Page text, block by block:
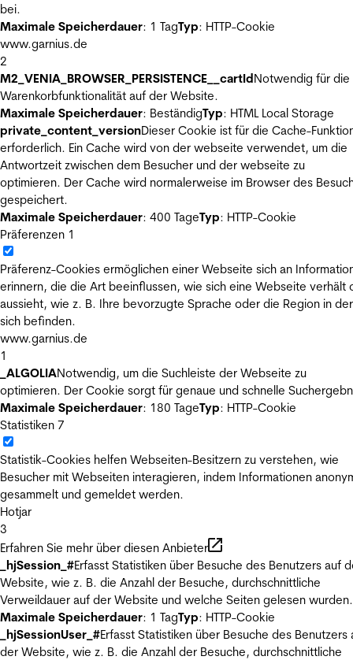
bei.
Maximale Speicherdauer: 1 TagTyp: HTTP-Cookie
www.garnius.de
2
M2_VENIA_BROWSER_PERSISTENCE__cartIdNotwendig für die
Warenkorbfunktionalität auf der Website.
Maximale Speicherdauer: BeständigTyp: HTML Local Storage
private_content_versionDieser Cookie ist für die Cache-
erforderlich. Ein Cache wird von der webseite verwendet, um die
Antwortzeit zwischen dem Besucher und der webseite zu
optimieren. Der Cache wird normalerweise im Browser des
gespeichert.
Maximale Speicherdauer: 400 TageTyp: HTTP-Cookie
Präferenzen 1
Präferenz-Cookies ermöglichen einer Webseite sich an
erinnern, die die Art beeinflussen, wie sich eine Webseite verhält
aussieht, wie z. B. Ihre bevorzugte Sprache oder die Region in
sich befinden.
www.garnius.de
1
_ALGOLIANotwendig, um die Suchleiste der Webseite zu
optimieren. Der Cookie sorgt für genaue und schnelle
Maximale Speicherdauer: 180 TageTyp: HTTP-Cookie
Statistiken 7
Statistik-Cookies helfen Webseiten-Besitzern zu verstehen, wie
Besucher mit Webseiten interagieren, indem Informationen
gesammelt und gemeldet werden.
Hotjar
3
Erfahren Sie mehr über diesen Anbieter
_hjSession_#Erfasst Statistiken über Besuche des Benutzers auf
Website, wie z. B. die Anzahl der Besuche, durchschnittliche
Verweildauer auf der Website und welche Seiten gelesen wurden.
Maximale Speicherdauer: 1 TagTyp: HTTP-Cookie
_hjSessionUser_#Erfasst Statistiken über Besuche des Benutzers
der Website, wie z. B. die Anzahl der Besuche, durchschnittliche